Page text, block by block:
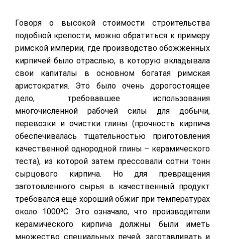
Говоря о высокой стоимости строительства
подобной крепости, можно обратиться к примеру
римской империи, где производство обожженных
кирпичей было отраслью, в которую вкладывала
свои капиталы в основном богатая римская
аристократия. Это было очень дорогостоящее
дело, требовавшее использования
многочисленной рабочей силы для добычи,
перевозки и очистки глины (прочность кирпича
обеспечивалась тщательностью приготовления
качественной однородной глины – керамического
теста), из которой затем прессовали сотни тонн
сырцового кирпича. Но для превращения
заготовленного сырья в качественный продукт
требовался ещё хороший обжиг при температурах
около 1000⁰С. Это означало, что производители
керамического кирпича должны были иметь
множество специальных печей, заготавливать и